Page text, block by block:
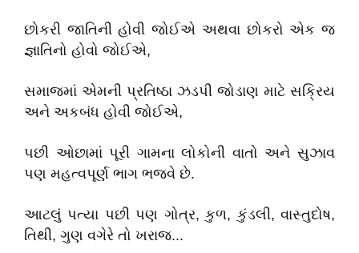
છોકરી જાતિની હોવી જોઈએ અથવા છોકરો એક જ
જ્ઞાતિનો હોવો જોઈએ,
સમાજમાં એમની પ્રતિષ્ઠા ઝડપી જોડાણ માટે સક્રિય
અને અકબંધ હોવી જોઈએ,
પછી ઓછામાં પૂરી ગામના લોકોની વાતો અને સુઝાવ
પણ મહત્વપૂર્ણ ભાગ ભજવે છે.
આટલું પત્યા પછી પણ ગોત્ર, કુળ, કુંડલી, વાસ્તુદોષ,
તિથી, ગુણ વગેરે તો ખરાજ...